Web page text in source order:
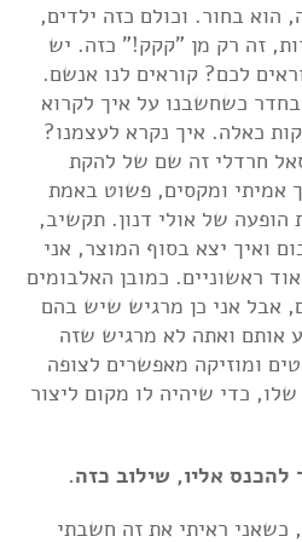
הוא בחור. וכולם כזה ילדים,
זה רק מן "קקק!" כזה. יש
לכם? קוראים לנו אנשם.
כשחשבנו על איך לקרוא
כאלה. איך נקרא לעצמנו?
חרדלי זה שם של להקת
אמיתי ומקסים, פשוט באמת
של אולי דנון. תקשיב,
ואיך יצא בסוף המוצר, אני
ראשוניים. כמובן האלבומים
אבל אני כן מרגיש שיש בהם
אותם ואתה לא מרגיש שזה
ומוזיקה מאפשרים לצופה
כדי שיהיה לו מקום ליצור
אליו, שילוב כזה.
כשאני ראיתי את זה חשבתי